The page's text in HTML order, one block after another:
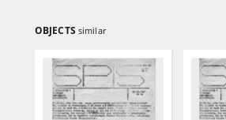
OBJECTS similar